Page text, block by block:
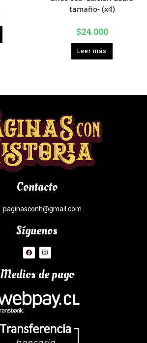
tamaño- (x4)
$24.000
Leer más
Contacto
paginasconh@gmail.com
Síguenos
Medios de pago